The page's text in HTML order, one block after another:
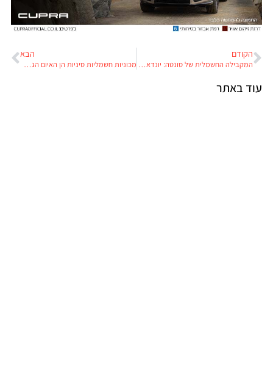
הקודם
המקבילה החשמלית של סונטה: יונדאי איוניק 6 הושקה בישראל. המחירים: 214-286 אלף שקלים
הבא
מכוניות חשמליות סיניות הן האיום הגדול ביותר על תעשיית הרכב האירופאית
עוד באתר